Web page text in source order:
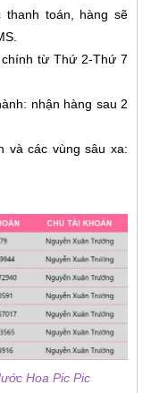
toán, hàng sẽ
từ Thứ 2-Thứ 7
nhận hàng sau 2
và các vùng sâu xa:
Hoa Pic Pic